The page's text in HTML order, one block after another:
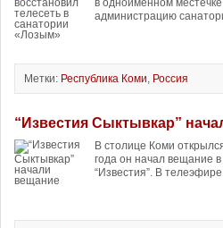
в одноименном
администрацию
Метки: Республика Коми, Россия
“Известия Сыктывкар”
В столице Коми
года он начал вещание
“Известия”. В